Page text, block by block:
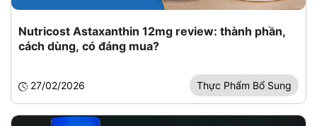
Nutricost Astaxanthin 12mg review: thành phần,
cách dùng, có đáng mua?
27/02/2026 Thực Phẩm Bổ Sung